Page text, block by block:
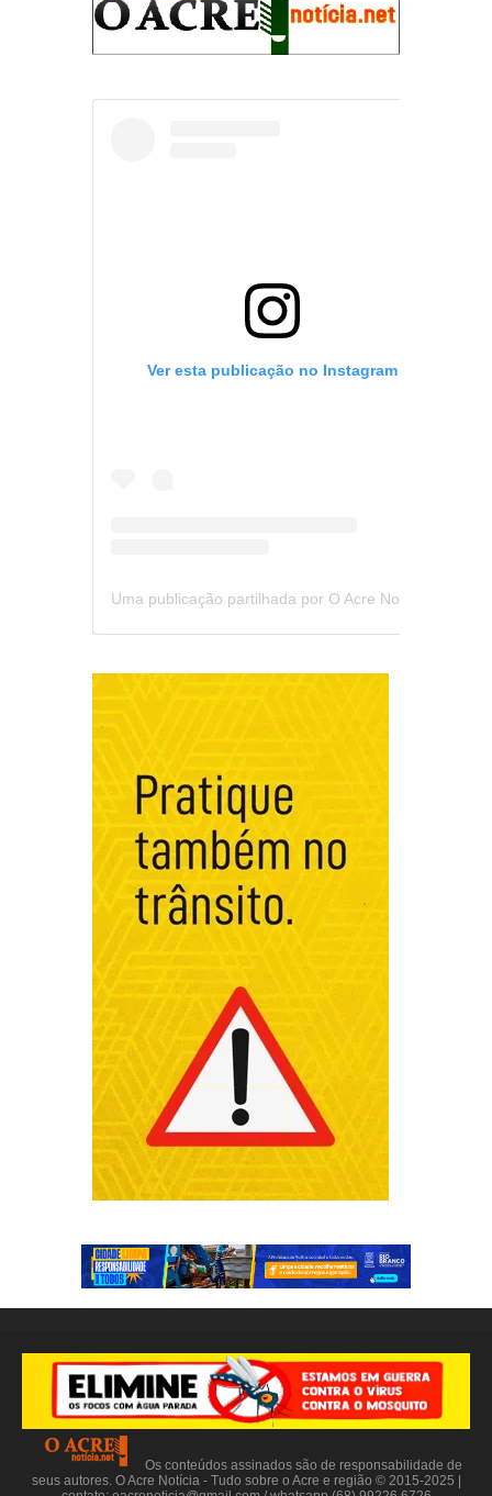
Ver esta publicação no Instagram
Os conteúdos assinados são de responsabilidade de
seus autores. O Acre Notícia - Tudo sobre o Acre e região © 2015-2025 |